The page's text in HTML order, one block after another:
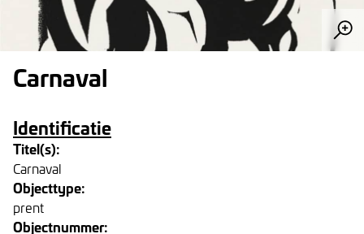
Carnaval
Identificatie
Titel(s):
Carnaval
Objecttype:
prent
Objectnummer: